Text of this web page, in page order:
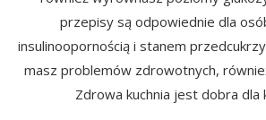
przepisy są odpowiednie dla
insulinoopornością i stanem
masz problemów zdrowotnych,
Zdrowa kuchnia jest dobra dla